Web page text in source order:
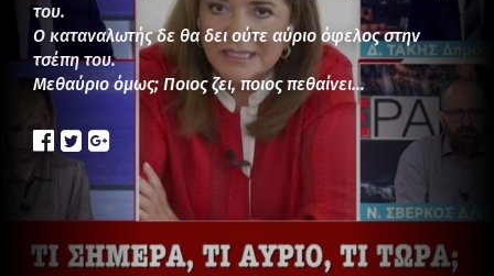
του.
Ο καταναλωτής δε θα δει ούτε αύριο όφελος στην
τσέπη του.
Μεθαύριο όμως; Ποιος ζει, ποιος πεθαίνει…